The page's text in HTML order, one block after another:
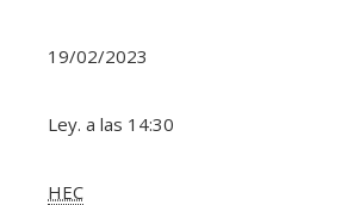
19/02/2023
Ley. a las 14:30
HEC